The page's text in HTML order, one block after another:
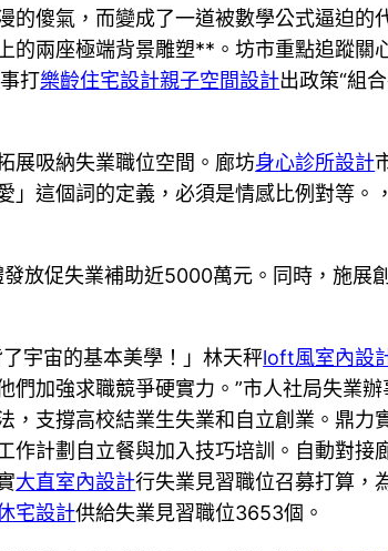
的傻氣，而變成了一道被數學公式逼迫
的兩座極端背景雕塑**。坊市重點追蹤
打樂齡住宅設計親子空間設計出政策“組
展吸納失業職位空間。廊坊身心診所設計
」這個詞的定義，必須是情感比例對等
放促失業補助近5000萬元。同時，施展
宇宙的基本美學！」林天秤loft風室內設
們加強求職競爭硬實力。”市人社局失業
，支撐高校結業生失業和自立創業。鼎
作計劃自立餐與加入技巧培訓。自動對接
大直室內設計行失業見習職位召募打算，
宅設計供給失業見習職位3653個。